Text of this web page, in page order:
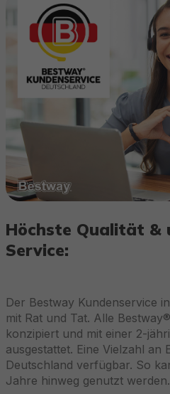
Höchste Qualität &
Service:
Der Bestway Kundenservice
mit Rat und Tat. Alle
konzipiert und mit einer 2-
ausgestattet. Eine Vielzahl an
Deutschland verfügbar. So
Jahre hinweg genutzt werden.